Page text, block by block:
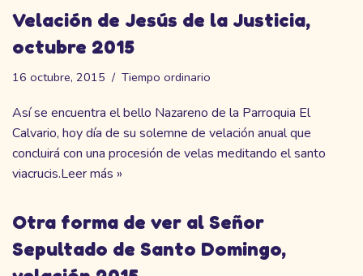
Velación de Jesús de la Justicia,
octubre 2015
16 octubre, 2015 Tiempo ordinario
Así se encuentra el bello Nazareno de la Parroquia El
Calvario, hoy día de su solemne de velación anual que
concluirá con una procesión de velas meditando el santo
viacrucis.Leer más »
Otra forma de ver al Señor
Sepultado de Santo Domingo,